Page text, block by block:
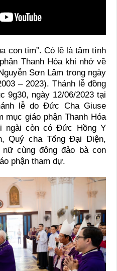
con tim”. Có lẽ là tâm tình
Thanh Hóa khi nhớ về
Sơn Lâm trong ngày
– 2023). Thánh lễ đồng
9g30, ngày 12/06/2023 tại
lễ do Đức Cha Giuse
giáo phận Thanh Hóa
ngài còn có Đức Hồng Y
Quý cha Tổng Đại Diện,
cùng đông đảo bà con
phận tham dự.